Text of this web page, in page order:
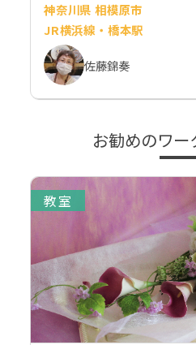
神奈川県 相模原市
JR横浜線・橋本駅
佐藤錦奏
お勧めのワ
教室